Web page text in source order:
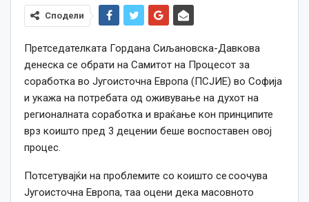
Сподели
Претседателката Гордана Сиљановска-Давкова
денеска се обрати на Самитот на Процесот за
соработка во Југоисточна Европа (ПСЈИЕ) во Софија
и укажа на потребата од оживување на духот на
регионалната соработка и враќање кон принципите
врз коишто пред 3 децении беше воспоставен овој
процес.
Потсетувајќи на проблемите со коишто се соочува
Југоисточна Европа, таа оцени дека масовното